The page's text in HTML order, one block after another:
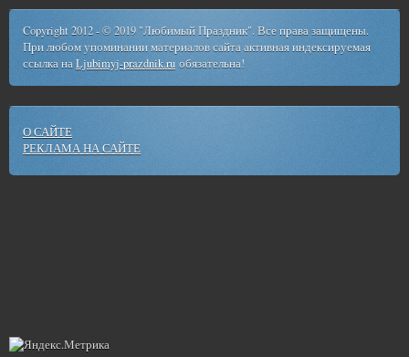
Copyright 2012 - © 2019 "Любимый Праздник". Все права защищены.
При любом упоминании материалов сайта активная индексируемая
ссылка наLjubimyj-prazdnik.ru обязательна!
О САЙТЕ
РЕКЛАМА НА САЙТЕ